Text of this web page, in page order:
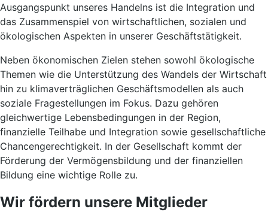
Ausgangspunkt unseres Handelns ist die Integration und
das Zusammenspiel von wirtschaftlichen, sozialen und
ökologischen Aspekten in unserer Geschäftstätigkeit.
Neben ökonomischen Zielen stehen sowohl ökologische
Themen wie die Unterstützung des Wandels der Wirtschaft
hin zu klimaverträglichen Geschäftsmodellen als auch
soziale Fragestellungen im Fokus. Dazu gehören
gleichwertige Lebensbedingungen in der Region,
finanzielle Teilhabe und Integration sowie gesellschaftliche
Chancengerechtigkeit. In der Gesellschaft kommt der
Förderung der Vermögensbildung und der finanziellen
Bildung eine wichtige Rolle zu.
Wir fördern unsere Mitglieder